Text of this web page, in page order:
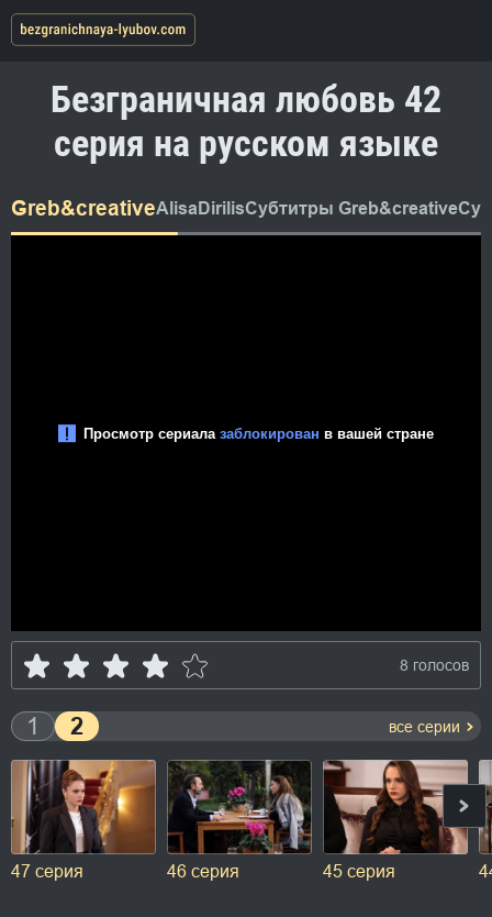
Безграничная любовь 42
серия на русском языке
Greb&creativeAlisaDirilisСубтитры Greb&creative
8 голосов
1 2 все серии
54 серия 53 серия 52 серия